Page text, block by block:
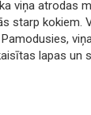
viņa atrodas
starp kokiem.
lapas un